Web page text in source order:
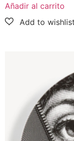
Añadir al carrito